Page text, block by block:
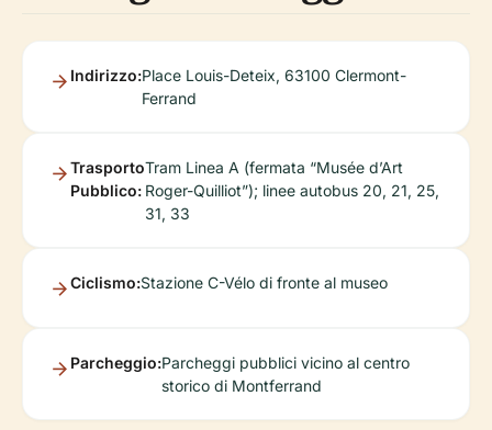
Indirizzo:Place Louis-Deteix, 63100 Clermont-
Ferrand
Trasporto
Pubblico:
Tram Linea A (fermata “Musée d’Art
Roger-Quilliot”); linee autobus 20, 21, 25,
31, 33
Ciclismo:Stazione C-Vélo di fronte al museo
Parcheggio:Parcheggi pubblici vicino al centro
storico di Montferrand